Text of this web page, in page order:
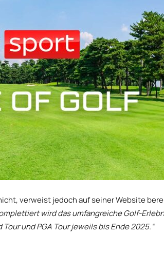
verweist jedoch auf seiner Website
wird das umfangreiche Golf-
und PGA Tour jeweils bis Ende 2025.“